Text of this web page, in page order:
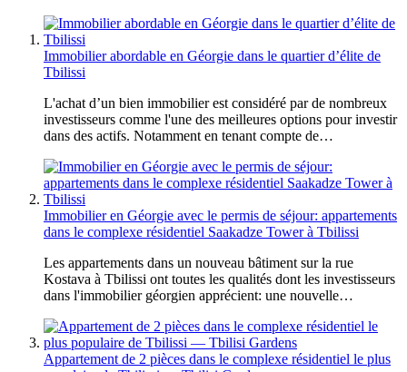
Immobilier abordable en Géorgie dans le quartier d’élite de
Tbilissi
L'achat d’un bien immobilier est considéré par de nombreux
investisseurs comme l'une des meilleures options pour investir
dans des actifs. Notamment en tenant compte de…
Immobilier en Géorgie avec le permis de séjour: appartements
dans le complexe résidentiel Saakadze Tower à Tbilissi
Les appartements dans un nouveau bâtiment sur la rue
Kostava à Tbilissi ont toutes les qualités dont les investisseurs
dans l'immobilier géorgien apprécient: une nouvelle…
Appartement de 2 pièces dans le complexe résidentiel le plus